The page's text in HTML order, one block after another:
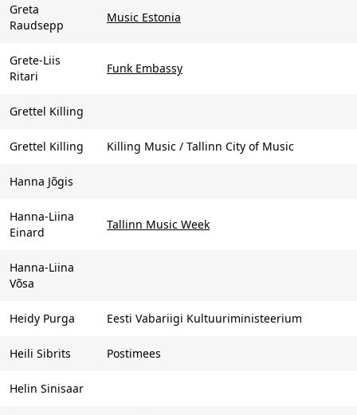
Greta
Raudsepp
Music Estonia
Grete-Liis
Ritari
Funk Embassy
Grettel Killing
Grettel Killing Killing Music / Tallinn City of Music
Hanna Jõgis
Hanna-Liina
Einard
Tallinn Music Week
Hanna-Liina
Võsa
Heidy Purga Eesti Vabariigi Kultuuriministeerium
Heili Sibrits Postimees
Helin Sinisaar